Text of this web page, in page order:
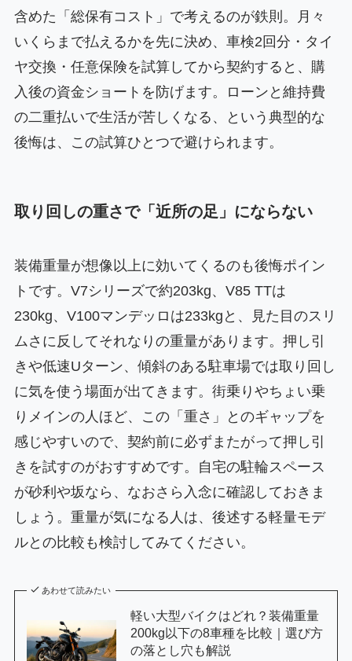
含めた「総保有コスト」で考えるのが鉄則。月々
いくらまで払えるかを先に決め、車検2回分・タイ
ヤ交換・任意保険を試算してから契約すると、購
入後の資金ショートを防げます。ローンと維持費
の二重払いで生活が苦しくなる、という典型的な
後悔は、この試算ひとつで避けられます。
取り回しの重さで「近所の足」にならない
装備重量が想像以上に効いてくるのも後悔ポイン
トです。V7シリーズで約203kg、V85 TTは
230kg、V100マンデッロは233kgと、見た目のスリ
ムさに反してそれなりの重量があります。押し引
きや低速Uターン、傾斜のある駐車場では取り回し
に気を使う場面が出てきます。街乗りやちょい乗
りメインの人ほど、この「重さ」とのギャップを
感じやすいので、契約前に必ずまたがって押し引
きを試すのがおすすめです。自宅の駐輪スペース
が砂利や坂なら、なおさら入念に確認しておきま
しょう。重量が気になる人は、後述する軽量モデ
ルとの比較も検討してみてください。
あわせて読みたい
軽い大型バイクはどれ？装備重量
200kg以下の8車種を比較｜選び方
の落とし穴も解説